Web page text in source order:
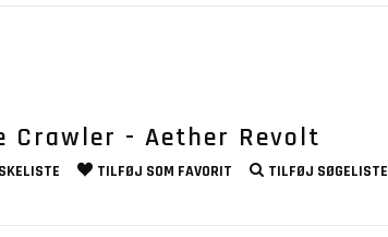
Crawler - Aether Revolt
TILFØJ SOM FAVORIT TILFØJ SØGELISTE